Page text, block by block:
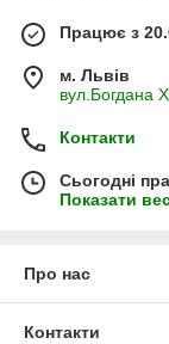
Працює з
м. Львів
вул.Богдана
Контакти
Сьогодні
Показати
Про нас
Контакти